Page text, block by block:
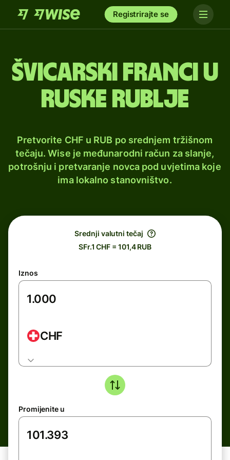
Registrirajte se
Švicarski franci u
ruske rublje
Pretvorite CHF u RUB po srednjem tržišnom
tečaju. Wise je međunarodni račun za slanje,
potrošnju i pretvaranje novca pod uvjetima koje
ima lokalno stanovništvo.
Srednji valutni tečaj
SFr.1 CHF = 101,4 RUB
Iznos
CHF
Promijenite u